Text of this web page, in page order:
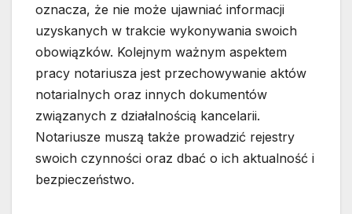
oznacza, że nie może ujawniać informacji
uzyskanych w trakcie wykonywania swoich
obowiązków. Kolejnym ważnym aspektem
pracy notariusza jest przechowywanie aktów
notarialnych oraz innych dokumentów
związanych z działalnością kancelarii.
Notariusze muszą także prowadzić rejestry
swoich czynności oraz dbać o ich aktualność i
bezpieczeństwo.